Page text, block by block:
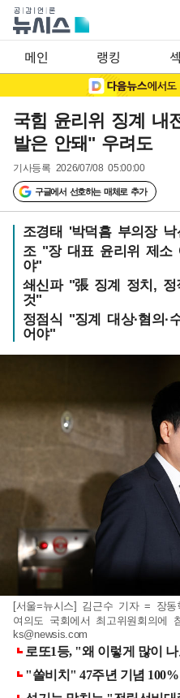
메인 랭킹
국힘 윤리위 징계
발은 안돼" 우려도
기사등록 2026/07/08 05:00:00
구글에서 선호하는 매체로 추가
조경태 '박덕흠 부의장
조 "장 대표 윤리위 제소
야"
쇄신파 "張 징계 정치,
것"
정점식 "징계 대상·혐의·
어야"
[서울=뉴시스] 김근수 기자 = 장
여의도 국회에서 최고위원회의에
ks@newsis.com